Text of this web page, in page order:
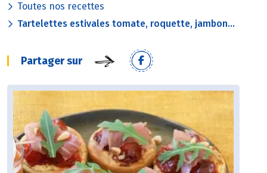
Toutes nos recettes
Tartelettes estivales tomate, roquette, jambon...
Partager sur